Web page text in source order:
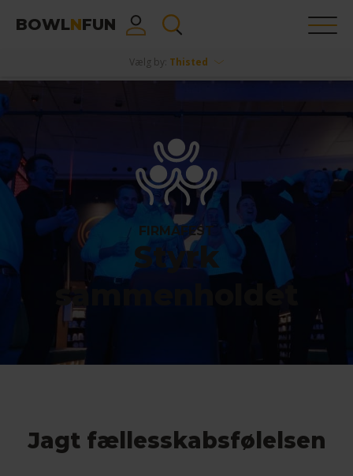
BOWLNFUN
Vælg by: Thisted
FIRMAFEST
Styrk
sammenholdet
Jagt fællesskabsfølelsen